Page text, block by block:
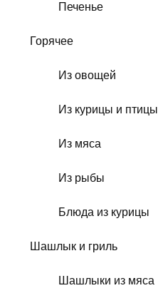
Печенье
Горячее
Из овощей
Из курицы и птицы
Из мяса
Из рыбы
Блюда из курицы
Шашлык и гриль
Шашлыки из мяса